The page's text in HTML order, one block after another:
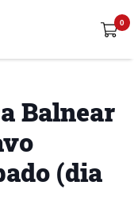
Balnear
(dia